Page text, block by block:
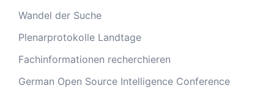
Wandel der Suche
Plenarprotokolle Landtage
Fachinformationen recherchieren
German Open Source Intelligence Conference